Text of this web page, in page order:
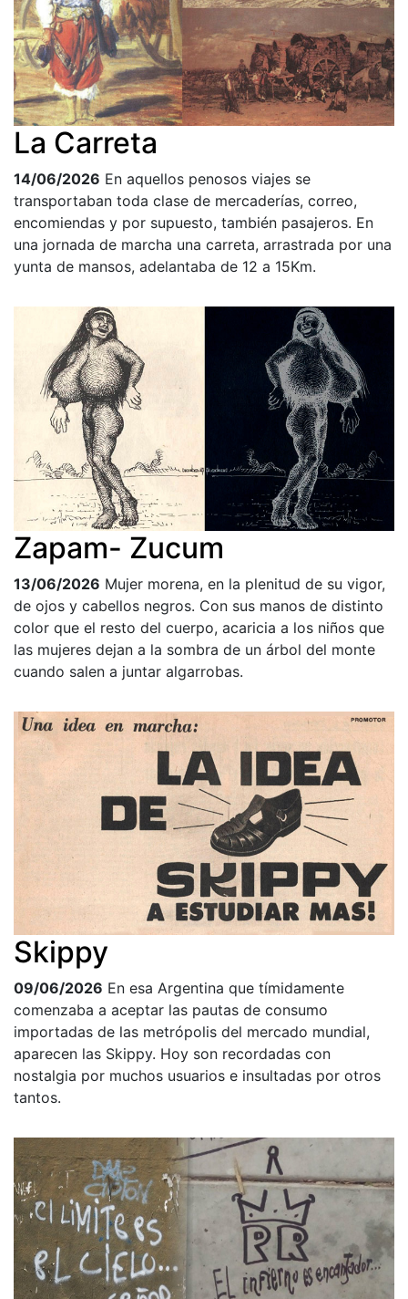
La Carreta
14/06/2026 En aquellos penosos viajes se
transportaban toda clase de mercaderías, correo,
encomiendas y por supuesto, también pasajeros. En
una jornada de marcha una carreta, arrastrada por una
yunta de mansos, adelantaba de 12 a 15Km.
Zapam- Zucum
13/06/2026 Mujer morena, en la plenitud de su vigor,
de ojos y cabellos negros. Con sus manos de distinto
color que el resto del cuerpo, acaricia a los niños que
las mujeres dejan a la sombra de un árbol del monte
cuando salen a juntar algarrobas.
Skippy
09/06/2026 En esa Argentina que tímidamente
comenzaba a aceptar las pautas de consumo
importadas de las metrópolis del mercado mundial,
aparecen las Skippy. Hoy son recordadas con
nostalgia por muchos usuarios e insultadas por otros
tantos.